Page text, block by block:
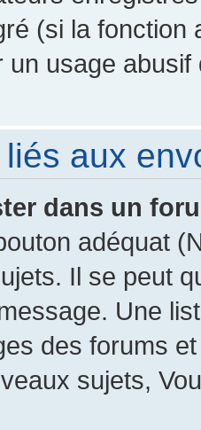
(si la fonction
un usage
aux
dans un
adéquat
Il se peut
Une
des forums
sujets,